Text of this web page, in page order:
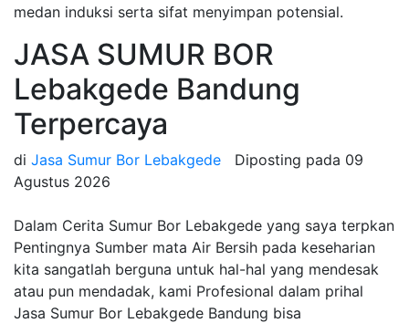
medan induksi serta sifat menyimpan potensial.
JASA SUMUR BOR
Lebakgede Bandung
Terpercaya
di Jasa Sumur Bor Lebakgede Diposting pada 09
Agustus 2026
Dalam Cerita Sumur Bor Lebakgede yang saya terpkan
Pentingnya Sumber mata Air Bersih pada keseharian
kita sangatlah berguna untuk hal-hal yang mendesak
atau pun mendadak, kami Profesional dalam prihal
Jasa Sumur Bor Lebakgede Bandung bisa